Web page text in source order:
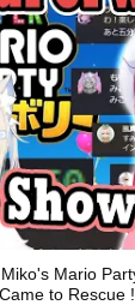
Mario
to Rescue !